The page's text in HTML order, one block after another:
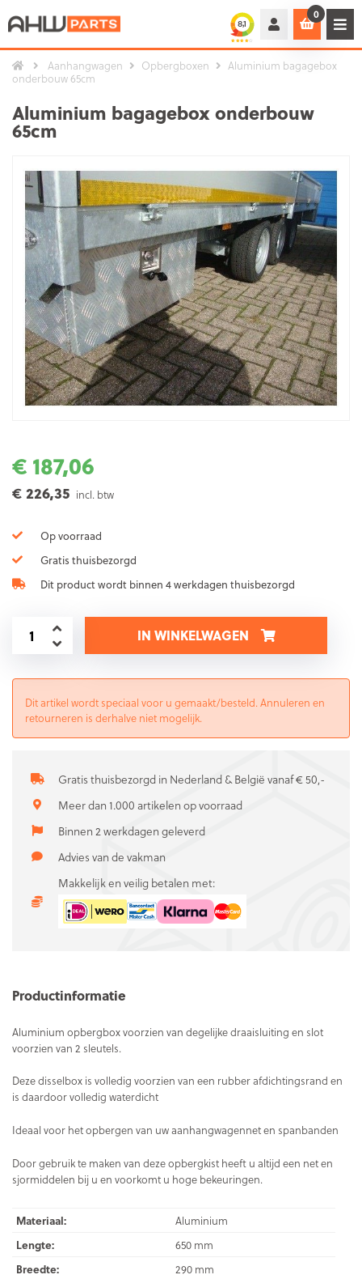
0
Aanhangwagen Opbergboxen
Aluminium bagagebox
onderbouw 65cm
Aluminium bagagebox onderbouw
65cm
€ 187,06
€ 226,35 incl. btw
Op voorraad
Gratis thuisbezorgd
Dit product wordt binnen 4 werkdagen thuisbezorgd
IN WINKELWAGEN
Dit artikel wordt speciaal voor u gemaakt/besteld. Annuleren en
retourneren is derhalve niet mogelijk.
Gratis thuisbezorgd in Nederland & België vanaf € 50,-
Meer dan 1.000 artikelen op voorraad
Binnen 2 werkdagen geleverd
Advies van de vakman
Makkelijk en veilig betalen met:
Productinformatie
Aluminium opbergbox voorzien van degelijke draaisluiting en slot
voorzien van 2 sleutels.
Deze disselbox is volledig voorzien van een rubber afdichtingsrand en
is daardoor volledig waterdicht
Ideaal voor het opbergen van uw aanhangwagennet en spanbanden
Door gebruik te maken van deze opbergkist heeft u altijd een net en
sjormiddelen bij u en voorkomt u hoge bekeuringen.
Materiaal:
Aluminium
Lengte:
650 mm
Breedte:
290 mm